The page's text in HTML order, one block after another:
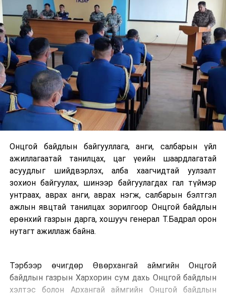
Онцгой байдлын байгууллага, анги, салбарын үйл
ажиллагаатай танилцах, цаг үеийн шаардлагатай
асуудлыг шийдвэрлэх, алба хаагчидтай уулзалт
зохион байгуулах, шинээр байгуулагдах гал түймэр
унтраах, аврах анги, аврах нэгж, салбарын бэлтгэл
ажлын явцтай танилцах зорилгоор Онцгой байдлын
ерөнхий газрын дарга, хошууч генерал Т.Бадрал орон
нутагт ажиллаж байна.
Тэрбээр өчигдөр Өвөрхангай аймгийн Онцгой
байдлын газрын Хархорин сум дахь Онцгой байдлын
хэлтэс болон Архангай аймгийн Онцгой байдлын